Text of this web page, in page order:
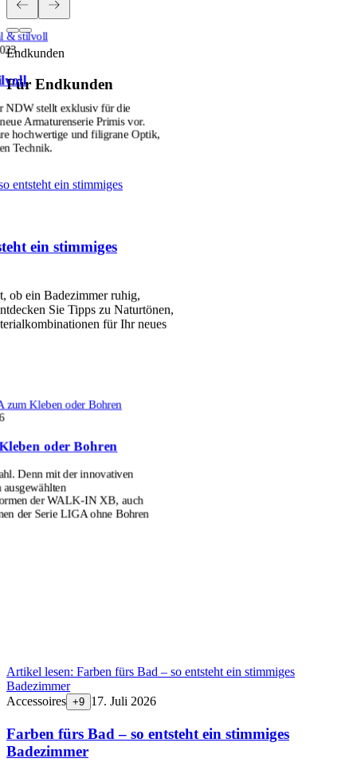
Endkunden
Für Endkunden
& stilvoll
NDW stellt exklusiv für die
Armaturenserie Primis vor.
hochwertige und filigrane Optik,
Technik.
entsteht ein stimmiges
ein stimmiges
ob ein Badezimmer ruhig,
Sie Tipps zu Naturtönen,
für Ihr neues
zum Kleben oder Bohren
oder Bohren
Denn mit der innovativen
der WALK-IN XB, auch
der Serie LIGA ohne Bohren
Artikel lesen: Farben fürs Bad – so entsteht ein stimmiges
Badezimmer
Accessoires +9 17. Juli 2026
Farben fürs Bad – so entsteht ein stimmiges
Badezimmer